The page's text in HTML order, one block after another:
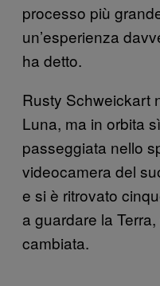
processo più
un’esperienza
ha detto.
Rusty Schweickart
Luna, ma in orbita
passeggiata nello
videocamera del
e si è ritrovato
a guardare la
cambiata.